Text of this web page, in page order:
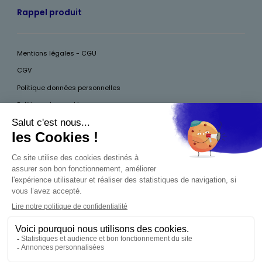
Rappel produit
Mentions légales - CGU
CGV
Politique données personnelles
Politique des cookies
Accessibilité
Pour votre santé, mangez au moins cinq fruits et légumes par jour, plus
d’infos surwww.mangerbouger.fr
aux mineurs de moins de 18 ans
La preuve de majorité de l'acheteur est exigée au
moment de la vente en ligne. CODE DE LA SANTÉ